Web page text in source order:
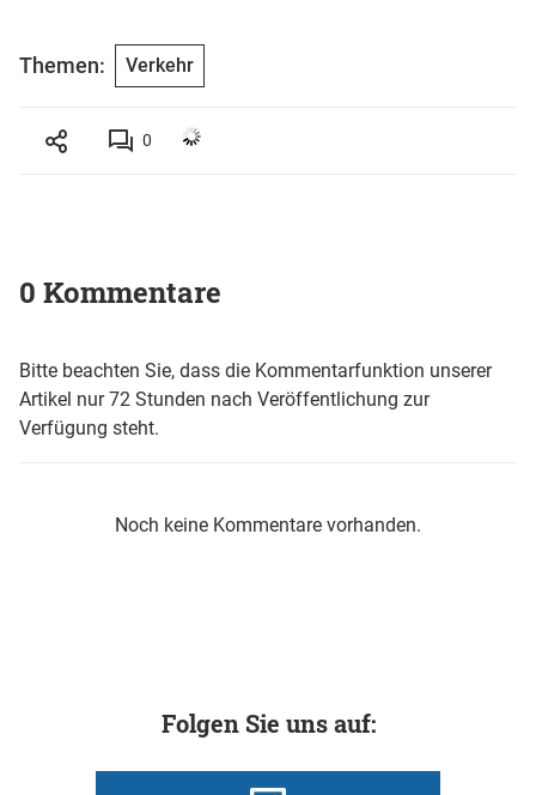
Themen: Verkehr
0
0 Kommentare
Bitte beachten Sie, dass die Kommentarfunktion unserer
Artikel nur 72 Stunden nach Veröffentlichung zur
Verfügung steht.
Noch keine Kommentare vorhanden.
Folgen Sie uns auf: